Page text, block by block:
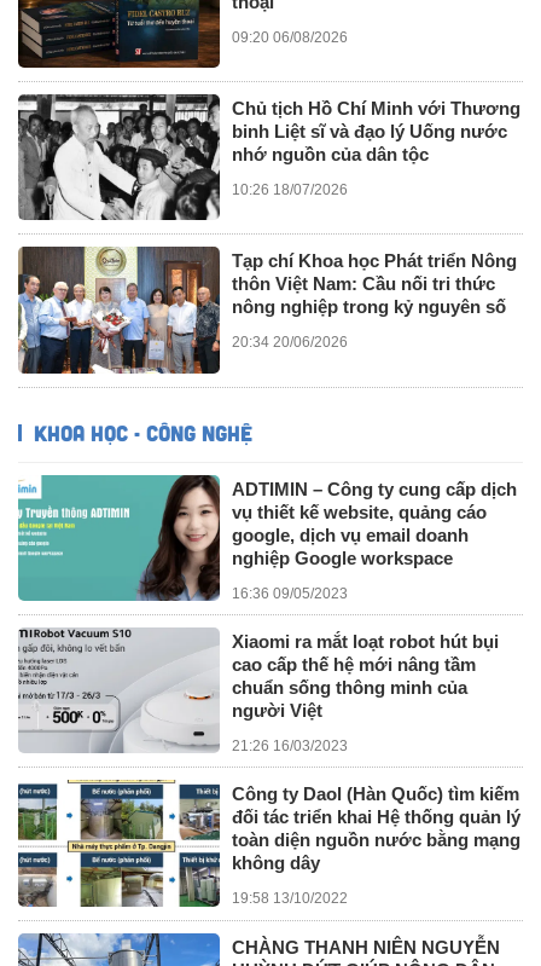
09:20 06/08/2026
Chủ tịch Hồ Chí Minh với Thương
binh Liệt sĩ và đạo lý Uống nước
nhớ nguồn của dân tộc
10:26 18/07/2026
Tạp chí Khoa học Phát triển Nông
thôn Việt Nam: Cầu nối tri thức
nông nghiệp trong kỷ nguyên số
20:34 20/06/2026
KHOA HỌC - CÔNG NGHỆ
ADTIMIN – Công ty cung cấp dịch
vụ thiết kế website, quảng cáo
google, dịch vụ email doanh
nghiệp Google workspace
16:36 09/05/2023
Xiaomi ra mắt loạt robot hút bụi
cao cấp thế hệ mới nâng tầm
chuẩn sống thông minh của
người Việt
21:26 16/03/2023
Công ty Daol (Hàn Quốc) tìm kiếm
đối tác triển khai Hệ thống quản lý
toàn diện nguồn nước bằng mạng
không dây
19:58 13/10/2022
CHÀNG THANH NIÊN NGUYỄN